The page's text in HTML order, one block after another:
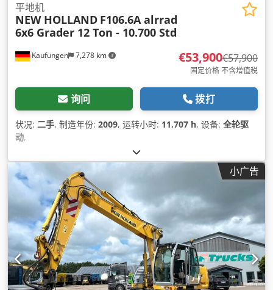
Kaufungen 7,278 km
平地机
NEW HOLLAND F106.6A alrrad
6x6 Grader 12 Ton - 10.700 Std
€53,900€57,900
固定价格 不含增值税
询问 拨打
状况: 二手, 制造年份: 2009, 运转小时: 11,707 h, 设备: 全轮驱
动,
小广告